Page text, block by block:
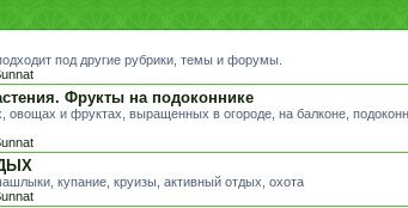
под другие рубрики, темы и форумы.
Фрукты на подоконнике
овощах и фруктах, выращенных в огороде, на балконе,
купание, круизы, активный отдых, охота